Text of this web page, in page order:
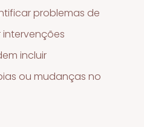
problemas de
incluir
ou mudanças no